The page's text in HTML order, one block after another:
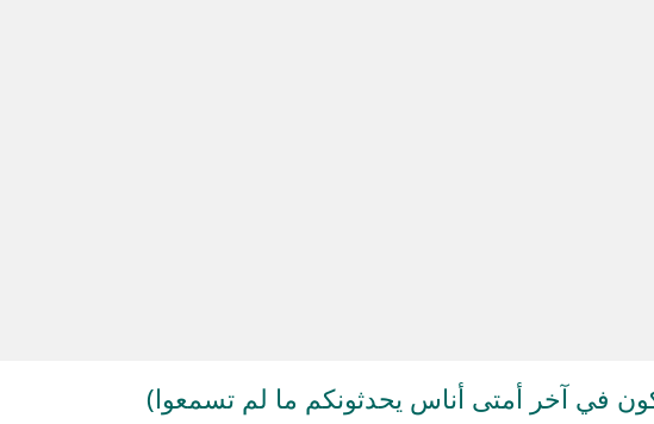
في آخر أمتى أناس يحدثونكم ما لم تسمعوا)